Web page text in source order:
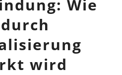
Wie
wird